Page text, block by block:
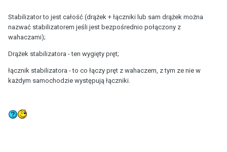
Stabilizator to jest całość (drążek + łączniki lub sam drążek można
nazwać stabilizatorem jeśli jest bezpośrednio połączony z
wahaczami);
Drążek stabilizatora - ten wygięty pręt;
łącznik stabilizatora - to co łączy pręt z wahaczem, z tym ze nie w
każdym samochodzie występują łączniki.